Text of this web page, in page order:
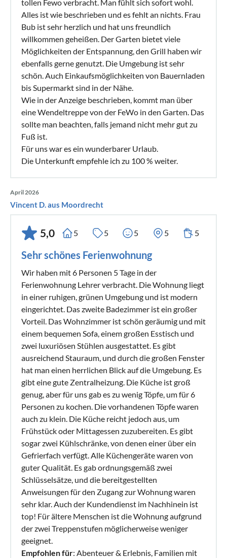
tollen Fewo verbracht. Man fühlt sich sofort wohl.
Alles ist wie beschrieben und es fehlt an nichts. Frau
Bub ist sehr herzlich und hat uns freundlich
willkommen geheißen. Der Garten bietet viele
Möglichkeiten der Entspannung, den Grill haben wir
ebenfalls gerne genutzt. Die Umgebung ist sehr
schön. Auch Einkaufsmöglichkeiten von Bauernladen
bis Supermarkt sind in der Nähe.
Wie in der Anzeige beschrieben, kommt man über
eine Wendeltreppe von der FeWo in den Garten. Das
sollte man beachten, falls jemand nicht mehr gut zu
Fuß ist.
Für uns war es ein wunderbarer Urlaub.
Die Unterkunft empfehle ich zu 100 % weiter.
April 2026
Vincent D. aus Moordrecht
5,0 5 5 5 5 5
Sehr schönes Ferienwohnung
Wir haben mit 6 Personen 5 Tage in der
Ferienwohnung Lehrer verbracht. Die Wohnung liegt
in einer ruhigen, grünen Umgebung und ist modern
eingerichtet. Das zweite Badezimmer ist ein großer
Vorteil. Das Wohnzimmer ist schön geräumig und mit
einem bequemen Sofa, einem großen Esstisch und
zwei luxuriösen Stühlen ausgestattet. Es gibt
ausreichend Stauraum, und durch die großen Fenster
hat man einen herrlichen Blick auf die Umgebung. Es
gibt eine gute Zentralheizung. Die Küche ist groß
genug, aber für uns gab es zu wenig Töpfe, um für 6
Personen zu kochen. Die vorhandenen Töpfe waren
auch zu klein. Die Küche reicht jedoch aus, um
Frühstück oder Mittagessen zuzubereiten. Es gibt
sogar zwei Kühlschränke, von denen einer über ein
Gefrierfach verfügt. Alle Küchengeräte waren von
guter Qualität. Es gab ordnungsgemäß zwei
Schlüsselsätze, und die bereitgestellten
Anweisungen für den Zugang zur Wohnung waren
sehr klar. Auch der Kundendienst im Nachhinein ist
top! Für ältere Menschen ist die Wohnung aufgrund
der zwei Treppenstufen möglicherweise weniger
geeignet.
Empfohlen für: Abenteuer & Erlebnis, Familien mit